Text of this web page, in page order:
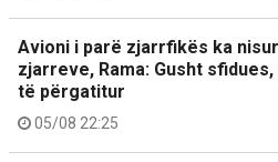
Avioni i parë zjarrfikës ka
zjarreve, Rama: Gusht
të përgatitur
05/08 22:25